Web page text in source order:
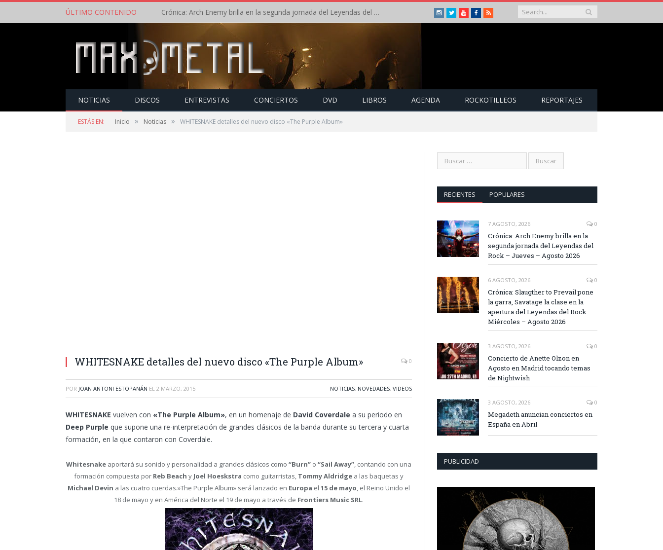
ÚLTIMO CONTENIDO Crónica: Arch Enemy brilla en la segunda jornada del Leyendas del Rock – Jueves – Agosto 2026 Instagram
TwitterYoutubeFacebook
RSS
NOTICIAS DISCOS ENTREVISTAS CONCIERTOS DVD LIBROS AGENDA ROCKOTILLEOS REPORTAJES
ESTÁS EN: Inicio » Noticias » WHITESNAKE detalles del nuevo disco «The Purple Album»
WHITESNAKE detalles del nuevo disco «The Purple Album» 0
POR JOAN ANTONI ESTOPAÑÁN EL 2 MARZO, 2015 NOTICIAS, NOVEDADES, VIDEOS
WHITESNAKE vuelven con «The Purple Album», en un homenaje de David Coverdale a su periodo en
Deep Purple que supone una re-interpretación de grandes clásicos de la banda durante su tercera y cuarta
formación, en la que contaron con Coverdale.
Whitesnake aportará su sonido y personalidad a grandes clásicos como “Burn” o “Sail Away”, contando con una
formación compuesta por Reb Beach y Joel Hoeskstra como guitarristas, Tommy Aldridge a las baquetas y
Michael Devin a las cuatro cuerdas.»The Purple Album» será lanzado en Europa el 15 de mayo, el Reino Unido el
18 de mayo y en América del Norte el 19 de mayo a través de Frontiers Music SRL.
RECIENTES POPULARES
7 AGOSTO, 2026 0
Crónica: Arch Enemy brilla en la
segunda jornada del Leyendas del
Rock – Jueves – Agosto 2026
6 AGOSTO, 2026 0
Crónica: Slaugther to Prevail pone
la garra, Savatage la clase en la
apertura del Leyendas del Rock –
Miércoles – Agosto 2026
3 AGOSTO, 2026 0
Concierto de Anette Olzon en
Agosto en Madrid tocando temas
de Nightwish
3 AGOSTO, 2026 0
Megadeth anuncian conciertos en
España en Abril
PUBLICIDAD